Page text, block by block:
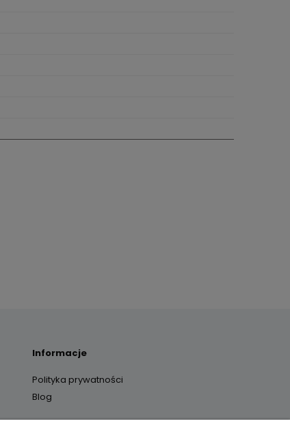
Informacje
Polityka prywatności
Blog